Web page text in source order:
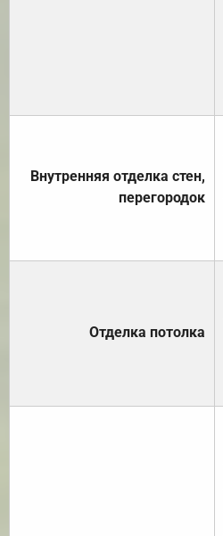
Внутренняя отделка стен,
перегородок
Отделка потолка